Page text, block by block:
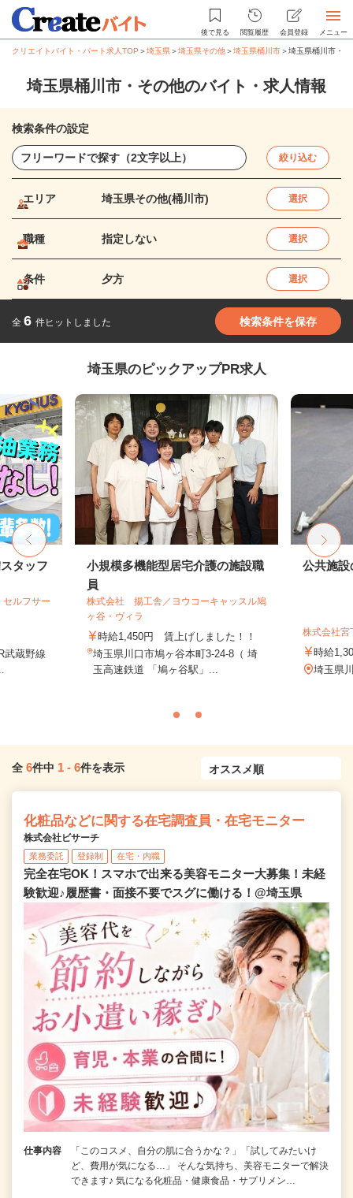
後で見る 閲覧履歴 会員登録 メニュー
クリエイトバイト・パート求人TOP ＞埼玉県＞埼玉県その他＞埼玉県桶川市＞埼玉県桶川市・
埼玉県桶川市・その他のバイト・求人情報
検索条件の設定
絞り込む
エリア 埼玉県その他(桶川市) 選択
職種 指定しない 選択
条件 夕方 選択
全 6 件ヒットしました 検索条件を保存
埼玉県のピックアップPR求人
タッフ
ルフサー
武蔵野線
小規模多機能型居宅介護の施設職
員
株式会社 揚工舎／ヨウコーキャッスル鳩
ヶ谷・ヴィラ
時給1,450円 賃上げしました！！
埼玉県川口市鳩ヶ谷本町3-24-8（ 埼
玉高速鉄道 「鳩ヶ谷駅」...
公共施設
株式会社
時給
埼玉県
全 6件中 1 - 6件を表示
化粧品などに関する在宅調査員・在宅モニター
株式会社ビサーチ
業務委託 登録制 在宅・内職
完全在宅OK！スマホで出来る美容モニター大募集！未経
験歓迎♪履歴書・面接不要でスグに働ける！@埼玉県
仕事内容
「このコスメ、自分の肌に合うかな？」「試してみたいけ
ど、費用が気になる…」 そんな気持ち、美容モニターで解決
できます♪ 気になる化粧品・健康食品・サプリメン…